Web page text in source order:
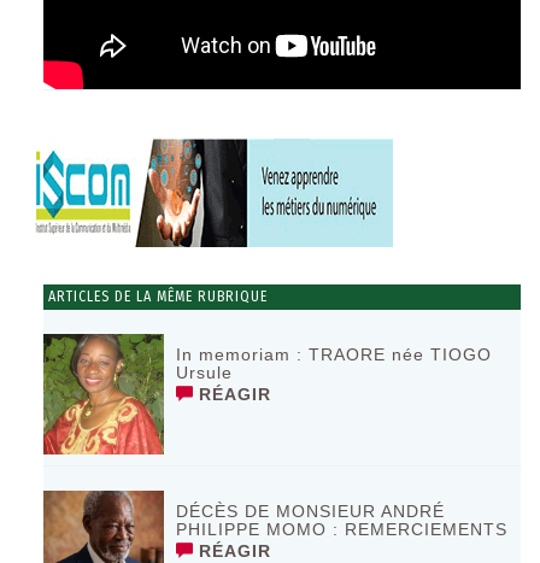
ARTICLES DE LA MÊME RUBRIQUE
In memoriam : TRAORE née TIOGO
Ursule
RÉAGIR
DÉCÈS DE MONSIEUR ANDRÉ
PHILIPPE MOMO : REMERCIEMENTS
RÉAGIR